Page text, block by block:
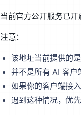
当前官方公开服务已
注意：
该地址当前提供的
并不是所有 AI 客户
如果你的客户端接
遇到这种情况，优